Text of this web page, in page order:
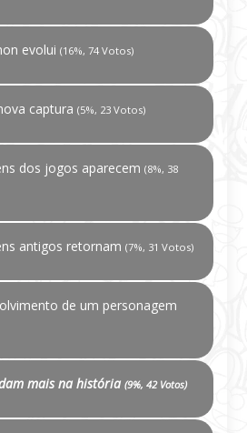
evolui (16%, 74 Votos)
captura (5%, 23 Votos)
dos jogos aparecem (8%, 38
antigos retornam (7%, 31 Votos)
de um personagem
mais na história (9%, 42 Votos)